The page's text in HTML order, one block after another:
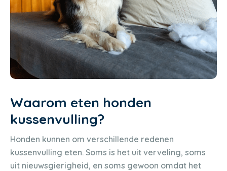
Waarom eten honden
kussenvulling?
Honden kunnen om verschillende redenen
kussenvulling eten. Soms is het uit verveling, soms
uit nieuwsgierigheid, en soms gewoon omdat het